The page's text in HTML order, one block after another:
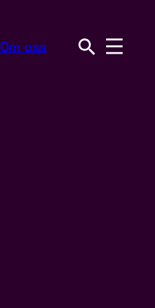
Om oss